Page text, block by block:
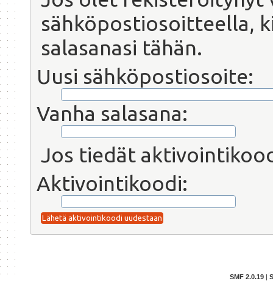
sähköpostiosoitteella,
salasanasi tähän.
Uusi sähköpostiosoite:
Vanha salasana:
Jos tiedät
Aktivointikoodi:
SMF 2.0.19 |